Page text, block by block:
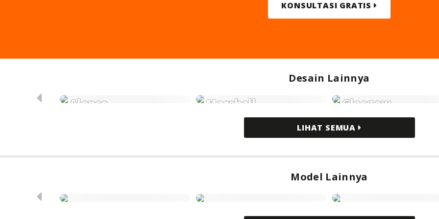
KONSULTASI GRATIS
Desain Lainnya
Alonso Marshall Glasgow
Industrial
LIHAT SEMUA
Model Lainnya